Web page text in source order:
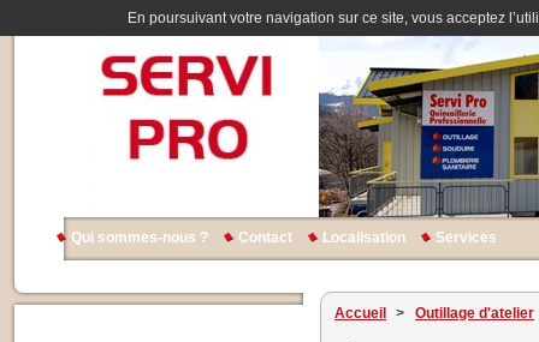
En poursuivant votre navigation sur ce site, vous acceptez
Qui sommes-nous ? Contact Localisation Services
Accueil > Outillage d'atelier